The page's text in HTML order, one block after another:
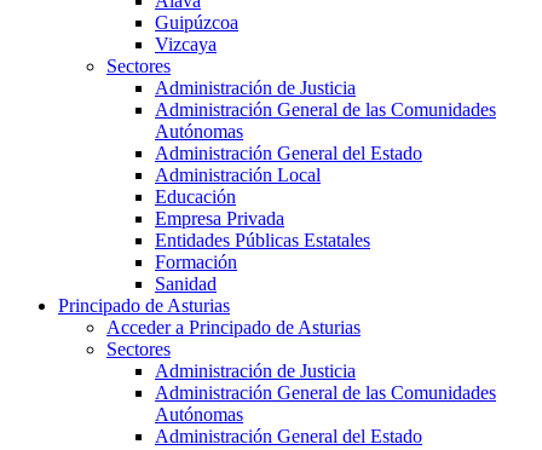
Guipúzcoa
Vizcaya
Sectores
Administración de Justicia
Administración General de las Comunidades
Autónomas
Administración General del Estado
Administración Local
Educación
Empresa Privada
Entidades Públicas Estatales
Formación
Sanidad
Principado de Asturias
Acceder a Principado de Asturias
Sectores
Administración de Justicia
Administración General de las Comunidades
Autónomas
Administración General del Estado